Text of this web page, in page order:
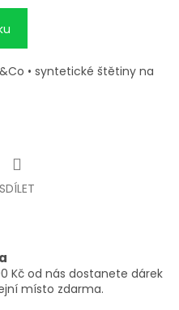
• syntetické štětiny na
SDÍLET
Kč od nás dostanete dárek
místo zdarma.